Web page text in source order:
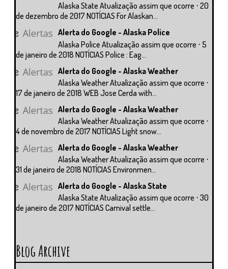
Alaska State Atualização assim que ocorre ⋅ 20
de dezembro de 2017 NOTÍCIAS For Alaskan...
Alerta do Google - Alaska Police
Alaska Police Atualização assim que ocorre ⋅ 5
de janeiro de 2018 NOTÍCIAS Police : Eag...
Alerta do Google - Alaska Weather
Alaska Weather Atualização assim que ocorre ⋅
17 de janeiro de 2018 WEB Jose Cerda with...
Alerta do Google - Alaska Weather
Alaska Weather Atualização assim que ocorre ⋅
4 de novembro de 2017 NOTÍCIAS Light snow...
Alerta do Google - Alaska Weather
Alaska Weather Atualização assim que ocorre ⋅
31 de janeiro de 2018 NOTÍCIAS Environmen...
Alerta do Google - Alaska State
Alaska State Atualização assim que ocorre ⋅ 30
de janeiro de 2017 NOTÍCIAS Carnival settle...
Blog Archive